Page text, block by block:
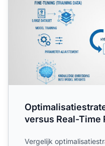
versus Real-Time
Vergelijk